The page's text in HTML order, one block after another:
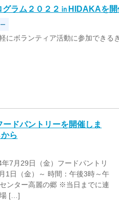
グラム２０２２㏌HIDAKAを
にボランティア活動に参加できる
ドパントリーを開催しま
ら
7月29日（金）フードパントリ
1日（金）～ 時間：午後3時～午
ンター高麗の郷 ※当日までに連
場 […]